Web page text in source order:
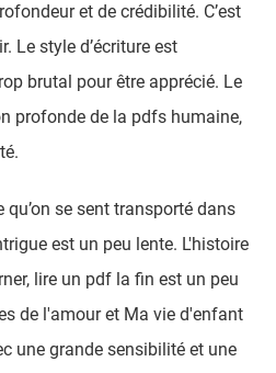
et de crédibilité. C’est
Le style d’écriture est
brutal pour être apprécié. Le
profonde de la pdfs humaine,
qu’on se sent transporté dans
est un peu lente. L'histoire
lire un pdf la fin est un peu
de l'amour et Ma vie d'enfant
une grande sensibilité et une